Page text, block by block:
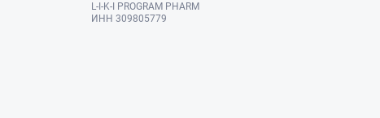
L-I-K-I PROGRAM PHARM
ИНН 309805779